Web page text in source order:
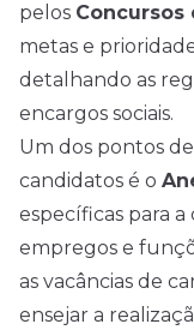
pelos Concursos
metas e
detalhando as
encargos sociais.
Um dos pontos
candidatos é o
específicas para
empregos e
as vacâncias de
ensejar a